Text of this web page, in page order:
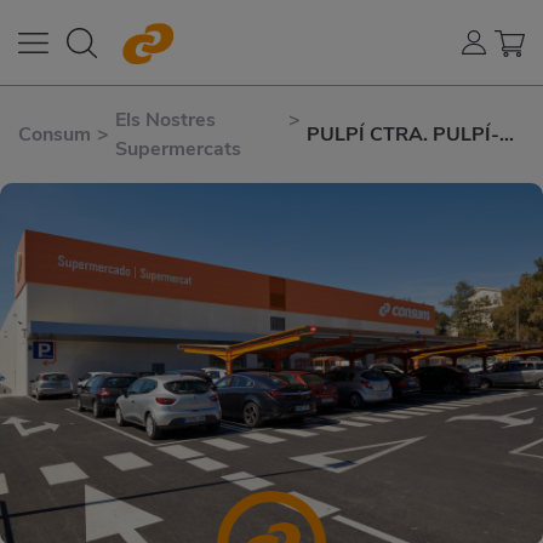
Consum >
Els Nostres
Supermercats
>
PULPÍ CTRA. PULPÍ-